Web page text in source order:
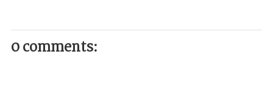
0 comments: